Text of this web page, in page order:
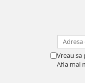
Vreau
Afla mai